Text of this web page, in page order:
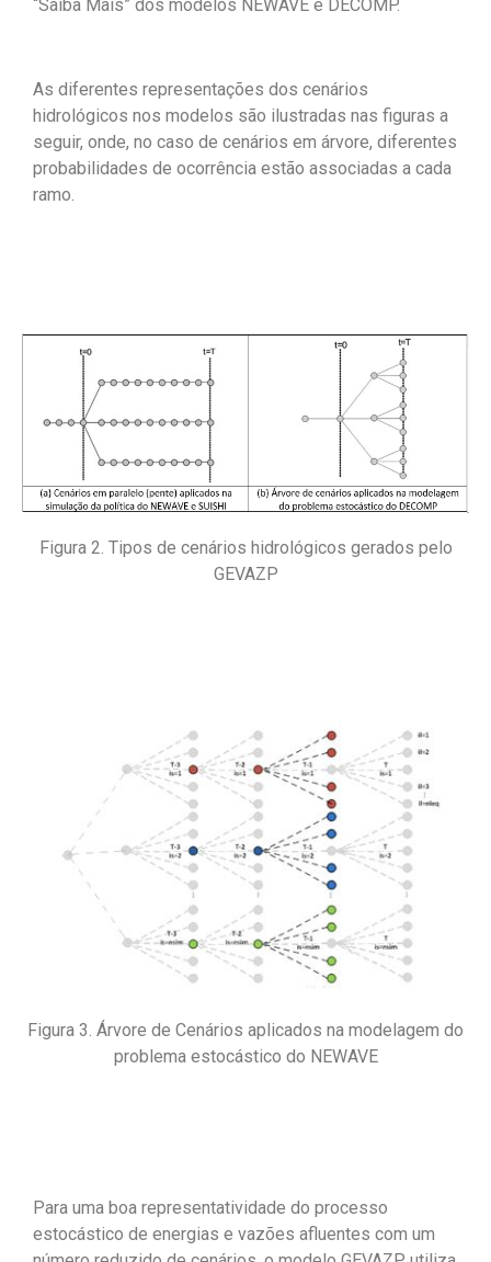
“Saiba Mais” dos modelos NEWAVE e DECOMP.
As diferentes representações dos cenários
hidrológicos nos modelos são ilustradas nas figuras a
seguir, onde, no caso de cenários em árvore, diferentes
probabilidades de ocorrência estão associadas a cada
ramo.
Figura 2. Tipos de cenários hidrológicos gerados pelo
GEVAZP
Figura 3. Árvore de Cenários aplicados na modelagem do
problema estocástico do NEWAVE
Para uma boa representatividade do processo
estocástico de energias e vazões afluentes com um